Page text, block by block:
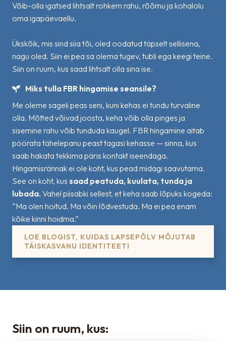
Võib-olla igatsed lihtsalt rohkem rahu, rõõmu ja kohalolu
oma igapäevaellu.
Ükskõik, mis sind siia tõi, oled oodatud täpselt sellisena,
nagu oled. Siin ei pea sa olema tugev, tubli ega keegi teine.
Siin on ruum, kus saad lihtsalt olla sina ise.
Miks tulla FBR hingamise seansile?
Me oleme sageli peas seni, kuni kehas ei tundu turvaline
olla. Mõtted võivad joosta, keha võib olla pinges ja
sisemine rahu võib tunduda kaugel. FBR hingamine aitab
pöörata tähelepanu peast tagasi kehasse — sinna, kus
saab hakata tekkima päris kontakt iseendaga.
Hingamisrännak ei ole koht, kus pead midagi saavutama.
See on koht, kus saad peatuda, kuulata, tunda ja
lubada. Vahel piisabki sellest, et keha saab lõpuks kogeda:
“Ma olen hoitud. Ma võin lõdvestuda. Ma ei pea enam
kõike kinni hoidma.”
LOE BLOGIST, KUIDAS LAPSEPÕLV MÕJUTAB
TÄISKASVANU IDENTITEETI
Siin on ruum, kus: